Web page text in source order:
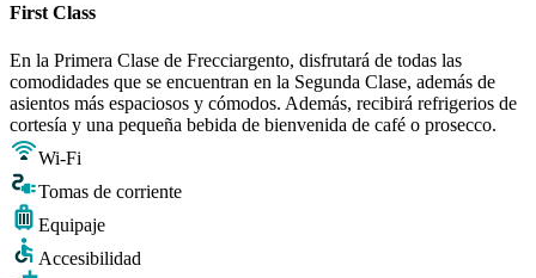
First Class
En la Primera Clase de Frecciargento, disfrutará de todas las
comodidades que se encuentran en la Segunda Clase, además de
asientos más espaciosos y cómodos. Además, recibirá refrigerios de
cortesía y una pequeña bebida de bienvenida de café o prosecco.
Wi-Fi
Tomas de corriente
Equipaje
Accesibilidad